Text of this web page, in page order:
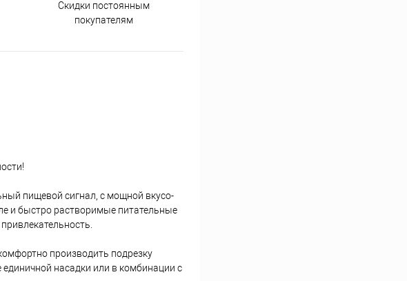
Скидки постоянным
покупателям
пищевой сигнал, с мощной вкусо-
и быстро растворимые питательные
производить подрезку
насадки или в комбинации с